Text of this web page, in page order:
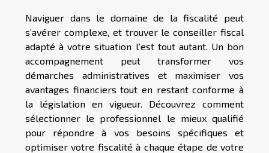
Naviguer dans le domaine de la fiscalité peut
s’avérer complexe, et trouver le conseiller fiscal
adapté à votre situation l’est tout autant. Un bon
accompagnement peut transformer vos
démarches administratives et maximiser vos
avantages financiers tout en restant conforme à
la législation en vigueur. Découvrez comment
sélectionner le professionnel le mieux qualifié
pour répondre à vos besoins spécifiques et
optimiser votre fiscalité à chaque étape de votre